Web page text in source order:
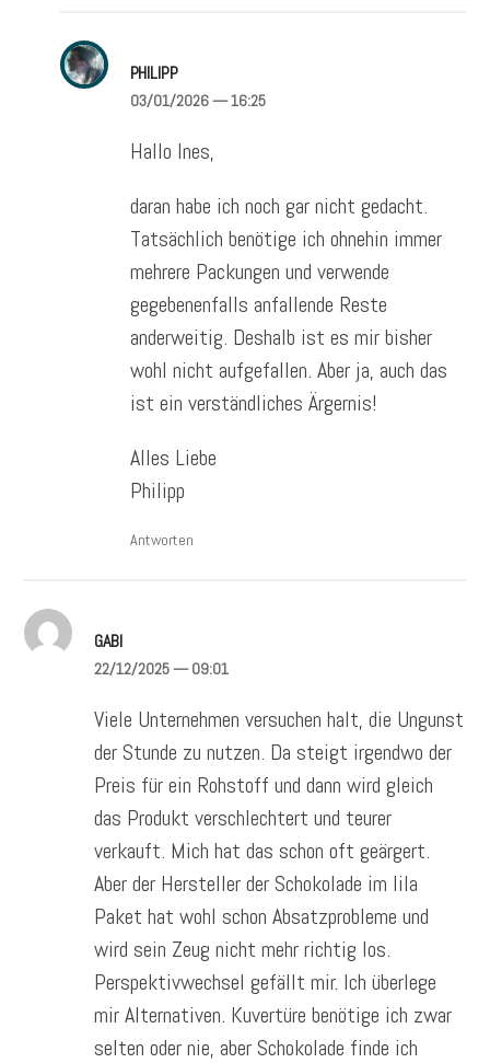
PHILIPP
03/01/2026— 16:25
Hallo Ines,
daran habe ich noch gar nicht gedacht.
Tatsächlich benötige ich ohnehin immer
mehrere Packungen und verwende
gegebenenfalls anfallende Reste
anderweitig. Deshalb ist es mir bisher
wohl nicht aufgefallen. Aber ja, auch das
ist ein verständliches Ärgernis!
Alles Liebe
Philipp
Antworten
GABI
22/12/2025— 09:01
Viele Unternehmen versuchen halt, die Ungunst
der Stunde zu nutzen. Da steigt irgendwo der
Preis für ein Rohstoff und dann wird gleich
das Produkt verschlechtert und teurer
verkauft. Mich hat das schon oft geärgert.
Aber der Hersteller der Schokolade im lila
Paket hat wohl schon Absatzprobleme und
wird sein Zeug nicht mehr richtig los.
Perspektivwechsel gefällt mir. Ich überlege
mir Alternativen. Kuvertüre benötige ich zwar
selten oder nie, aber Schokolade finde ich